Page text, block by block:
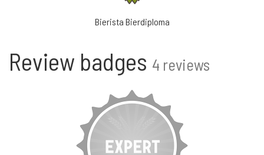
Bierista Bierdiploma
Review badges 4 reviews